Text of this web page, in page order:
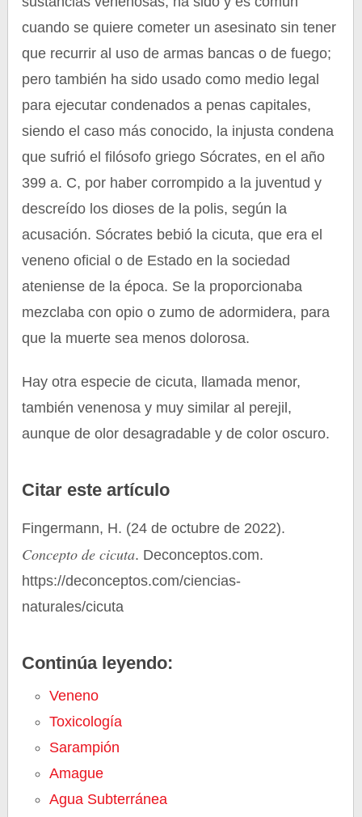
cuando se quiere cometer un asesinato sin tener
que recurrir al uso de armas bancas o de fuego;
pero también ha sido usado como medio legal
para ejecutar condenados a penas capitales,
siendo el caso más conocido, la injusta condena
que sufrió el filósofo griego Sócrates, en el año
399 a. C, por haber corrompido a la juventud y
descreído los dioses de la polis, según la
acusación. Sócrates bebió la cicuta, que era el
veneno oficial o de Estado en la sociedad
ateniense de la época. Se la proporcionaba
mezclaba con opio o zumo de adormidera, para
que la muerte sea menos dolorosa.
Hay otra especie de cicuta, llamada menor,
también venenosa y muy similar al perejil,
aunque de olor desagradable y de color oscuro.
Citar este artículo
Fingermann, H. (24 de octubre de 2022).
Concepto de cicuta. Deconceptos.com.
https://deconceptos.com/ciencias-
naturales/cicuta
Continúa leyendo:
Veneno
Toxicología
Sarampión
Amague
Agua Subterránea